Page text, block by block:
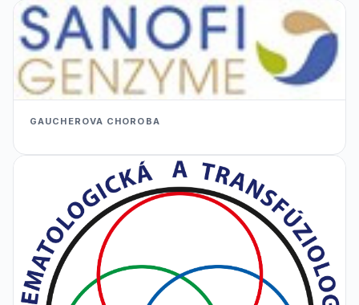
GAUCHEROVA CHOROBA